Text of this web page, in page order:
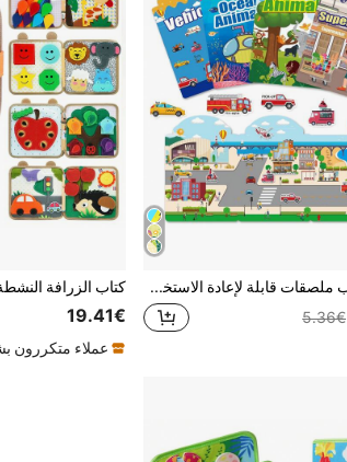
كتاب ملصقات قابلة لإعادة الاستخدام للأطفال - ملصقات جيلي متعددة المشاهد والمواضيع، لعبة نشاط هادئة وحافلة محمولة، كتاب هادئ، كتاب مشغول، قابل لإعادة الاستخدام، ديكور يدوي، تطوير القدرة اليدوية لعبة الألغاز، هدية مثالية لعيد الميلاد وعيد الهالوين
5.36€
19.41€
عملاء متكررون